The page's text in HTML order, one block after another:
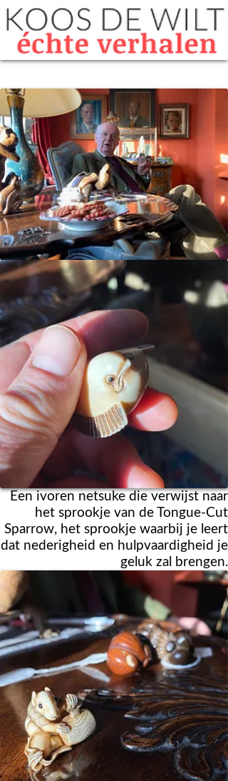
Een ivoren netsuke die verwijst naar
het sprookje van de Tongue-Cut
Sparrow, het sprookje waarbij je leert
dat nederigheid en hulpvaardigheid je
geluk zal brengen.